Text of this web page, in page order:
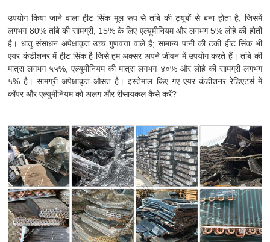
उपयोग किया जाने वाला हीट सिंक मूल रूप से तांबे की ट्यूबों से बना होता है, जिसमें
लगभग 80% तांबे की सामग्री, 15% के लिए एल्यूमीनियम और लगभग 5% लोहे की होती
है। धातु संसाधन अपेक्षाकृत उच्च गुणवत्ता वाले हैं; सामान्य पानी की टंकी हीट सिंक भी
एयर कंडीशनर में हीट सिंक है जिसे हम अक्सर अपने जीवन में उपयोग करते हैं। तांबे की
मात्रा लगभग ५५%, एल्यूमीनियम की मात्रा लगभग ४०% और लोहे की सामग्री लगभग
५% है। सामग्री अपेक्षाकृत औसत है। इस्तेमाल किए गए एयर कंडीशनर रेडिएटर्स में
कॉपर और एल्युमीनियम को अलग और रीसायकल कैसे करें?